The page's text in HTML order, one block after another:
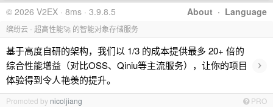
About · Language
© 2026 V2EX · 8ms · 3.9.8.5
缤纷云 - 超高性能🚀 的智能对象存储服务
基于高度自研的架构，我们以 1/3 的成本提供最多 20+ 倍的
综合性能增益（对比OSS、Qiniu等主流服务），让你的项目
体验得到令人艳羡的提升。
›
Promoted by nicoljiang PRO